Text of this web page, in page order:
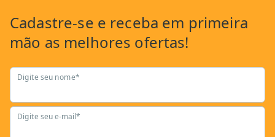
Cadastre-se e receba em primeira
mão as melhores ofertas!
Digite seu nome*
Digite seu e-mail*